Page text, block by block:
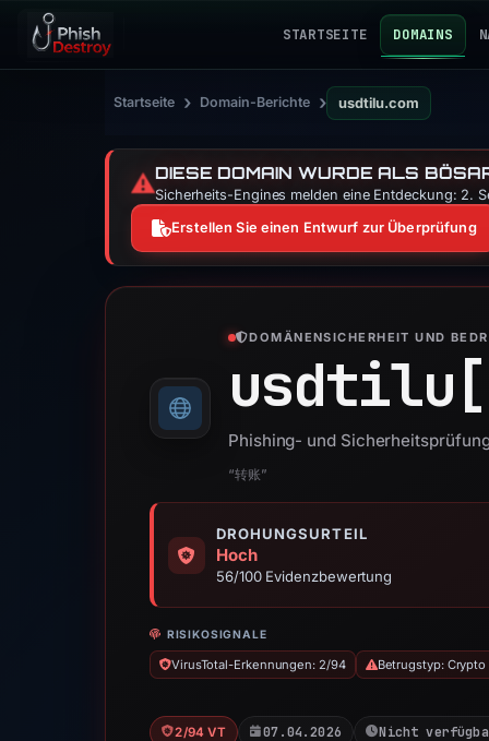
STARTSEITE DOMAINS
Startseite › Domain-Berichte › usdtilu.com
⚠️DIESE DOMAIN WURDE ALS
Sicherheits-Engines melden eine Entdeckung: 2.
Erstellen Sie einen Entwurf zur Überprüfung
DOMÄNENSICHERHEIT UND
Phishing- und
“转账”
DROHUNGSURTEIL
Hoch
56/100 Evidenzbewertung
RISIKOSIGNALE
VirusTotal-Erkennungen: 2/94 Betrugstyp: Crypto
2/94 VT 07.04.2026 Nicht